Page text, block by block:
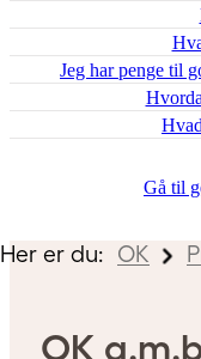
Jeg har penge til
Gå til
Her er du: OK
OK